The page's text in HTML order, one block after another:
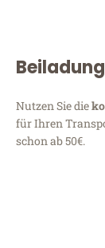
Beiladung
Nutzen Sie die
für Ihren
schon ab 50€.